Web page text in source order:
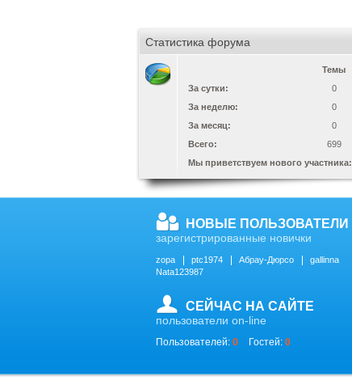
Статистика форума
Темы
За сутки:
0
За неделю:
0
За месяц:
0
Всего:
699
Мы приветствуем нового участника:
НОВЫЕ ПОЛЬЗОВАТЕЛИ
зарегистрированные новички
zopa ptc1974 Абрау-Дюрсо
gallinna
Nata123987
СЕЙЧАС НА САЙТЕ
пользователи on-line
Пользователей: 0 Гостей: 0